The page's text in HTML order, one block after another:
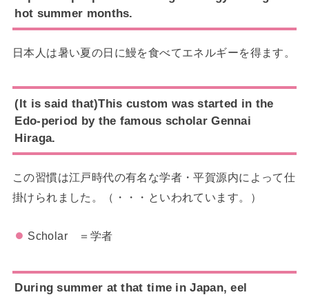
hot summer months.
日本人は暑い夏の日に鰻を食べてエネルギーを得ます。
(It is said that)This custom was started in the
Edo-period by the famous scholar Gennai
Hiraga.
この習慣は江戸時代の有名な学者・平賀源内によって仕
掛けられました。（・・・といわれています。）
Scholar ＝学者
During summer at that time in Japan, eel